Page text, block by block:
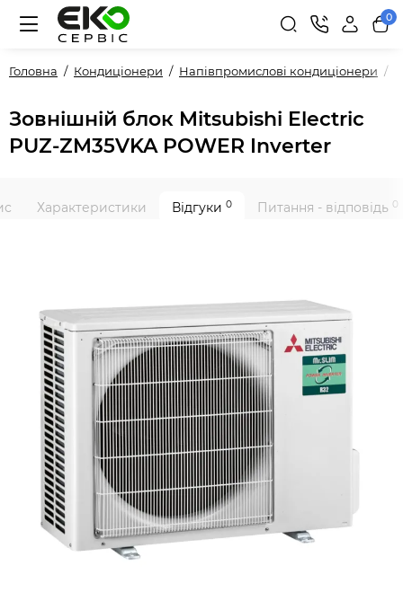
0
Головна Кондиціонери Напівпромислові кондиціонери
Зовнішній блок Mitsubishi Electric
PUZ-ZM35VKA POWER Inverter
Характеристики Відгуки 0 Питання - відповідь 0